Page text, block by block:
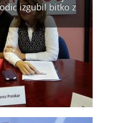
izgubil bitko z